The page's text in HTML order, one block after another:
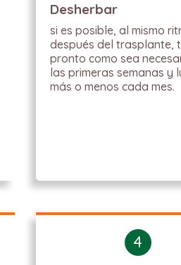
Desherbar
si es posible, al mismo
después del trasplante,
pronto como sea
las primeras semanas y
más o menos cada mes.
4